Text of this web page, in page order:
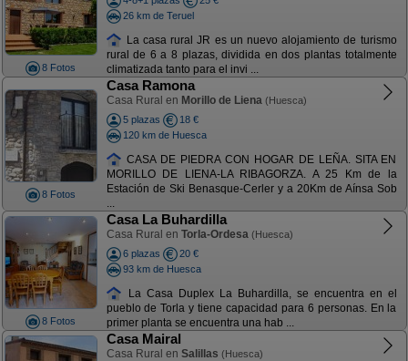
8 Fotos
26 km de Teruel
La casa rural JR es un nuevo alojamiento de turismo
rural de 6 a 8 plazas, dividida en dos plantas totalmente
climatizada tanto para el invi ...
8 Fotos
Casa Ramona
Casa Rural en Morillo de Liena (Huesca)
5 plazas
18 €
120 km de Huesca
CASA DE PIEDRA CON HOGAR DE LEÑA. SITA EN
MORILLO DE LIENA-LA RIBAGORZA. A 25 Km de la
Estación de Ski Benasque-Cerler y a 20Km de Aínsa Sob
...
8 Fotos
Casa La Buhardilla
Casa Rural en Torla-Ordesa (Huesca)
6 plazas
20 €
93 km de Huesca
La Casa Duplex La Buhardilla, se encuentra en el
pueblo de Torla y tiene capacidad para 6 personas. En la
primer planta se encuentra una hab ...
Casa Mairal
Casa Rural en Salillas (Huesca)